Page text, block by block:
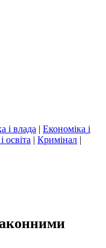
і влада | Економіка і
освіта | Кримінал |